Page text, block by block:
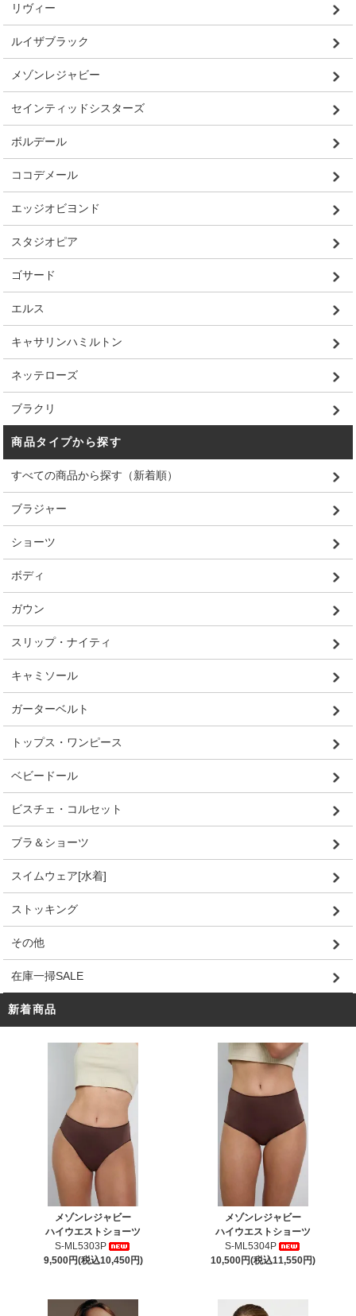
リヴィー
ルイザブラック
メゾンレジャビー
セインティッドシスターズ
ボルデール
ココデメール
エッジオビヨンド
スタジオピア
ゴサード
エルス
キャサリンハミルトン
ネッテローズ
ブラクリ
商品タイプから探す
すべての商品から探す（新着順）
ブラジャー
ショーツ
ボディ
ガウン
スリップ・ナイティ
キャミソール
ガーターベルト
トップス・ワンピース
ベビードール
ビスチェ・コルセット
ブラ＆ショーツ
スイムウェア[水着]
ストッキング
その他
在庫一掃SALE
新着商品
メゾンレジャビー
ハイウエストショーツ
S-ML5303P
9,500円(税込10,450円)
メゾンレジャビー
ハイウエストショーツ
S-ML5304P
10,500円(税込11,550円)